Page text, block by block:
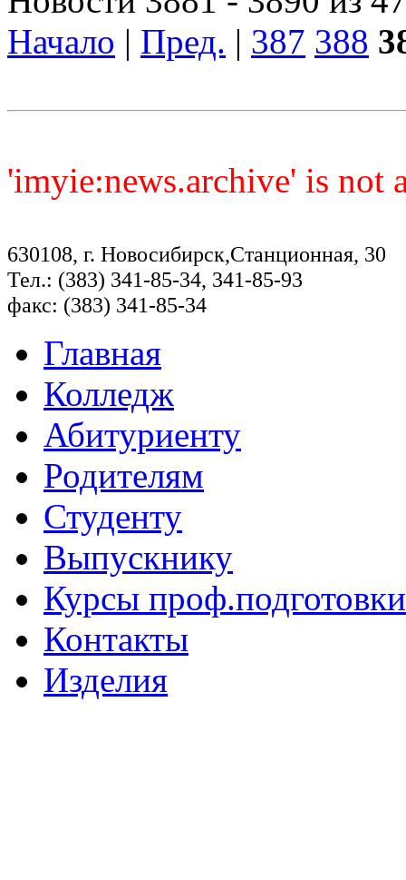
Начало | Пред. | 387 388
'imyie:news.archive' is not
630108, г. Новосибирск,Станционная, 30
Тел.: (383) 341-85-34, 341-85-93
факс: (383) 341-85-34
Главная
Колледж
Абитуриенту
Родителям
Студенту
Выпускнику
Курсы проф.подготовки
Контакты
Изделия